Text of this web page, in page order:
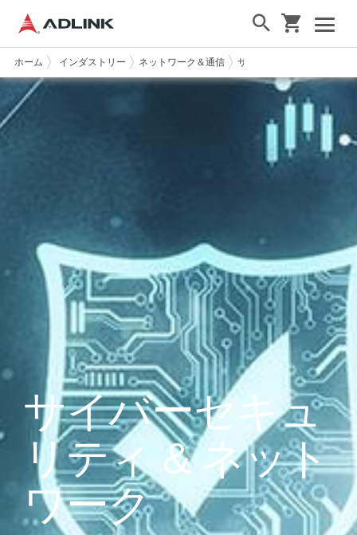
ホーム インダストリー ネットワーク＆通信 サイバーセキュリティ
サイバーセキュ
リティ & ネット
ワーク